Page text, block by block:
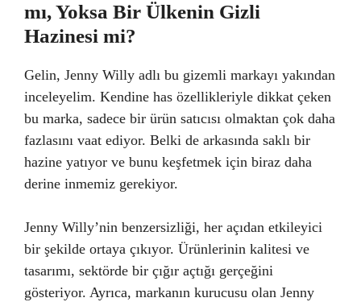
mı, Yoksa Bir Ülkenin Gizli
Hazinesi mi?
Gelin, Jenny Willy adlı bu gizemli markayı yakından
inceleyelim. Kendine has özellikleriyle dikkat çeken
bu marka, sadece bir ürün satıcısı olmaktan çok daha
fazlasını vaat ediyor. Belki de arkasında saklı bir
hazine yatıyor ve bunu keşfetmek için biraz daha
derine inmemiz gerekiyor.
Jenny Willy’nin benzersizliği, her açıdan etkileyici
bir şekilde ortaya çıkıyor. Ürünlerinin kalitesi ve
tasarımı, sektörde bir çığır açtığı gerçeğini
gösteriyor. Ayrıca, markanın kurucusu olan Jenny